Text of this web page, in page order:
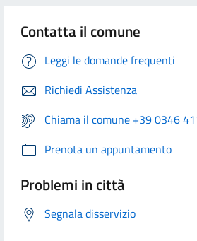
Contatta il comune
Leggi le domande frequenti
Richiedi Assistenza
Chiama il comune +39 0346
Prenota un appuntamento
Problemi in città
Segnala disservizio